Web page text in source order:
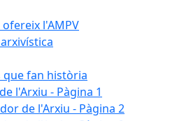
l'AMPV
que fan història
l'Arxiu - Pàgina 1
de l'Arxiu - Pàgina 2